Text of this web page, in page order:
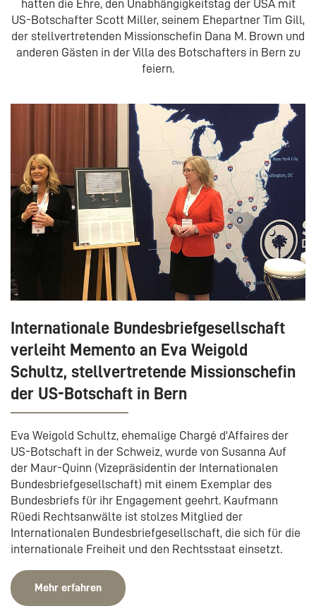
hatten die Ehre, den Unabhängigkeitstag der USA mit
US-Botschafter Scott Miller, seinem Ehepartner Tim Gill,
der stellvertretenden Missionschefin Dana M. Brown und
anderen Gästen in der Villa des Botschafters in Bern zu
feiern.
Internationale Bundesbriefgesellschaft
verleiht Memento an Eva Weigold
Schultz, stellvertretende Missionschefin
der US-Botschaft in Bern
Eva Weigold Schultz, ehemalige Chargé d'Affaires der
US-Botschaft in der Schweiz, wurde von Susanna Auf
der Maur-Quinn (Vizepräsidentin der Internationalen
Bundesbriefgesellschaft) mit einem Exemplar des
Bundesbriefs für ihr Engagement geehrt. Kaufmann
Rüedi Rechtsanwälte ist stolzes Mitglied der
Internationalen Bundesbriefgesellschaft, die sich für die
internationale Freiheit und den Rechtsstaat einsetzt.
Mehr erfahren